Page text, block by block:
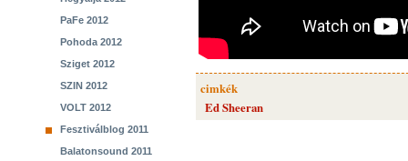
PaFe 2012
Pohoda 2012
Sziget 2012
SZIN 2012
VOLT 2012
Fesztiválblog 2011
Balatonsound 2011
cimkék
Ed Sheeran